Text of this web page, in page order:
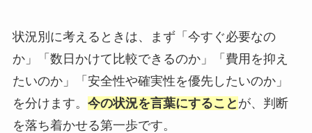
状況別に考えるときは、まず「今すぐ必要なの
か」「数日かけて比較できるのか」「費用を抑え
たいのか」「安全性や確実性を優先したいのか」
を分けます。 今の状況を言葉にすること が、判断
を落ち着かせる第一歩です。